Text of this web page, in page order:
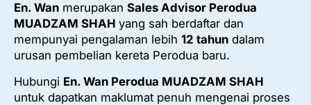
En. Wan merupakan Sales Advisor Perodua
MUADZAM SHAH yang sah berdaftar dan
mempunyai pengalaman lebih 12 tahun dalam
urusan pembelian kereta Perodua baru.
Hubungi En. Wan Perodua MUADZAM SHAH
untuk dapatkan maklumat penuh mengenai proses